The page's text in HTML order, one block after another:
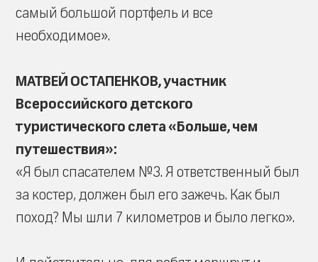
самый большой портфель и все
необходимое».
МАТВЕЙ ОСТАПЕНКОВ, участник
Всероссийского детского
туристического слета «Больше, чем
путешествия»:
«Я был спасателем №3. Я ответственный был
за костер, должен был его зажечь. Как был
поход? Мы шли 7 километров и было легко».